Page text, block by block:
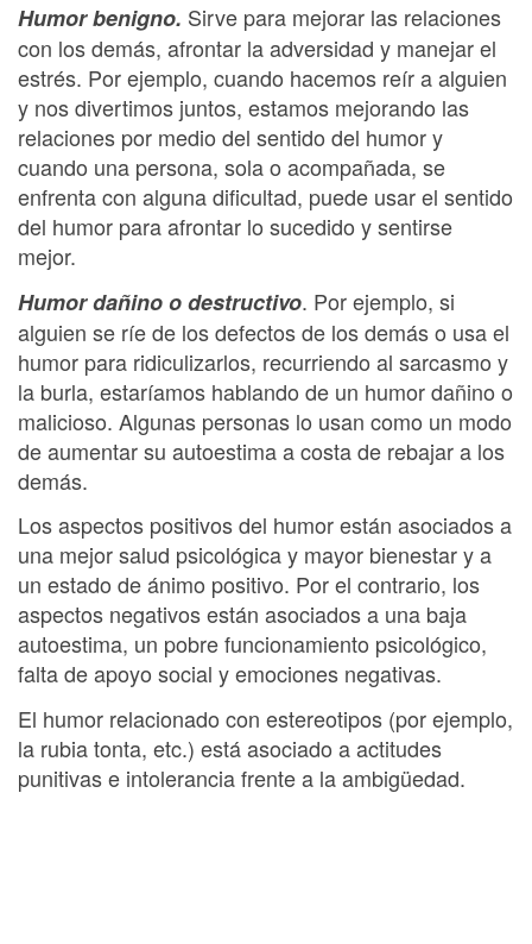
Humor benigno. Sirve para mejorar las relaciones
con los demás, afrontar la adversidad y manejar el
estrés. Por ejemplo, cuando hacemos reír a alguien
y nos divertimos juntos, estamos mejorando las
relaciones por medio del sentido del humor y
cuando una persona, sola o acompañada, se
enfrenta con alguna dificultad, puede usar el sentido
del humor para afrontar lo sucedido y sentirse
mejor.
Humor dañino o destructivo. Por ejemplo, si
alguien se ríe de los defectos de los demás o usa el
humor para ridiculizarlos, recurriendo al sarcasmo y
la burla, estaríamos hablando de un humor dañino o
malicioso. Algunas personas lo usan como un modo
de aumentar su autoestima a costa de rebajar a los
demás.
Los aspectos positivos del humor están asociados a
una mejor salud psicológica y mayor bienestar y a
un estado de ánimo positivo. Por el contrario, los
aspectos negativos están asociados a una baja
autoestima, un pobre funcionamiento psicológico,
falta de apoyo social y emociones negativas.
El humor relacionado con estereotipos (por ejemplo,
la rubia tonta, etc.) está asociado a actitudes
punitivas e intolerancia frente a la ambigüedad.